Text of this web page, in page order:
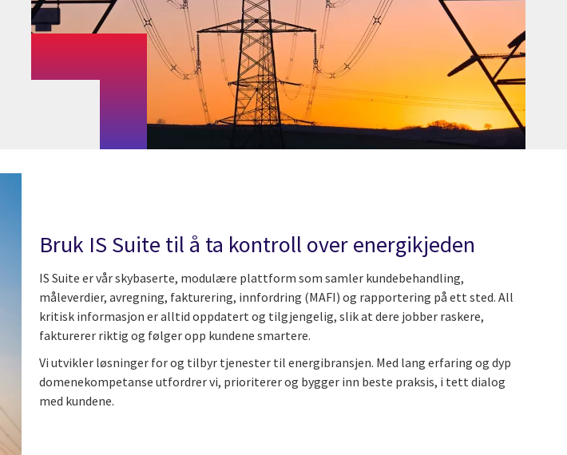
Bruk IS Suite til å ta kontroll over energikjeden
IS Suite er vår skybaserte, modulære plattform som samler kundebehandling,
måleverdier, avregning, fakturering, innfordring (MAFI) og rapportering på ett sted. All
kritisk informasjon er alltid oppdatert og tilgjengelig, slik at dere jobber raskere,
fakturerer riktig og følger opp kundene smartere.
Vi utvikler løsninger for og tilbyr tjenester til energibransjen. Med lang erfaring og dyp
domenekompetanse utfordrer vi, prioriterer og bygger inn beste praksis, i tett dialog
med kundene.